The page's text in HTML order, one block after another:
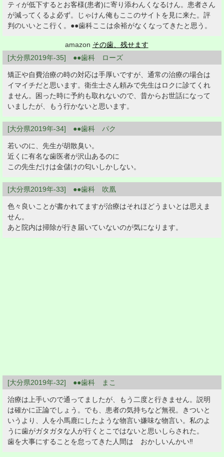
ティが低下するとお客様(患者)に寄り添わんくなるけん。患者さん
が減ってくるよ必ず。じゃけん俺もここのサイトを見に来た。評
判のいいとこ行く。●●歯科ここは余裕がなくなってきたと思う。
amazon その歯、残せます
[大分県2019年-35] ●●歯科 ローズ
矯正や自費治療の時の対応は手厚いですが、通常の治療の場合は
イマイチだと思います。衛生士さん頼みで先生はロクに診てくれ
ません。困った時に予約も取れないので、昔からお世話になって
いましたが、もう行かないと思います。
[大分県2019年-34] ●●歯科 パク
若いのに、先生が胡散臭い。
近くに有名な歯医者が沢山あるのに
この先生だけは金儲けの匂いしかしない。
[大分県2019年-33] ●●歯科 吹凰
色々良いことが書かれてますが治療はそれほどうまいとは思えま
せん。
あと院内は掃除が行き届いていないのが気になります。
[大分県2019年-32] ●●歯科 まこ
治療は上手いので通ってましたが、もう二度と行きません。説明
は確かに正論でしょう。でも、患者の気持ちなど無視。きついと
いうより、人を小馬鹿にしたような物言い嫌味な物言い。私のよ
うに歯がガタガタな人が行くとこではないと思いしらされた。
歯を大事にすることを怠ってきた人間は おかしいんかい‼